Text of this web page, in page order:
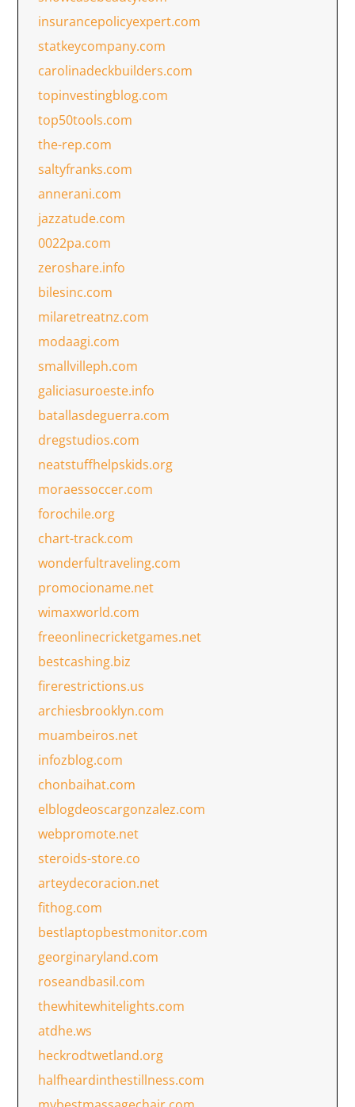
insurancepolicyexpert.com
statkeycompany.com
carolinadeckbuilders.com
topinvestingblog.com
top50tools.com
the-rep.com
saltyfranks.com
annerani.com
jazzatude.com
0022pa.com
zeroshare.info
bilesinc.com
milaretreatnz.com
modaagi.com
smallvilleph.com
galiciasuroeste.info
batallasdeguerra.com
dregstudios.com
neatstuffhelpskids.org
moraessoccer.com
forochile.org
chart-track.com
wonderfultraveling.com
promocioname.net
wimaxworld.com
freeonlinecricketgames.net
bestcashing.biz
firerestrictions.us
archiesbrooklyn.com
muambeiros.net
infozblog.com
chonbaihat.com
elblogdeoscargonzalez.com
webpromote.net
steroids-store.co
arteydecoracion.net
fithog.com
bestlaptopbestmonitor.com
georginaryland.com
roseandbasil.com
thewhitewhitelights.com
atdhe.ws
heckrodtwetland.org
halfheardinthestillness.com